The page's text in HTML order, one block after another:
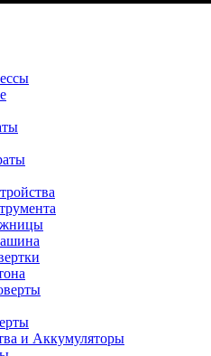
и Аккумуляторы